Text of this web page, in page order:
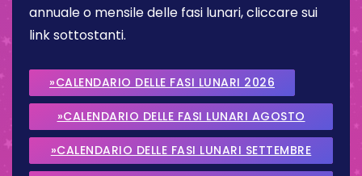
annuale o mensile delle fasi lunari, cliccare sui
link sottostanti.
»CALENDARIO DELLE FASI LUNARI 2026
»CALENDARIO DELLE FASI LUNARI AGOSTO
2026
»CALENDARIO DELLE FASI LUNARI SETTEMBRE